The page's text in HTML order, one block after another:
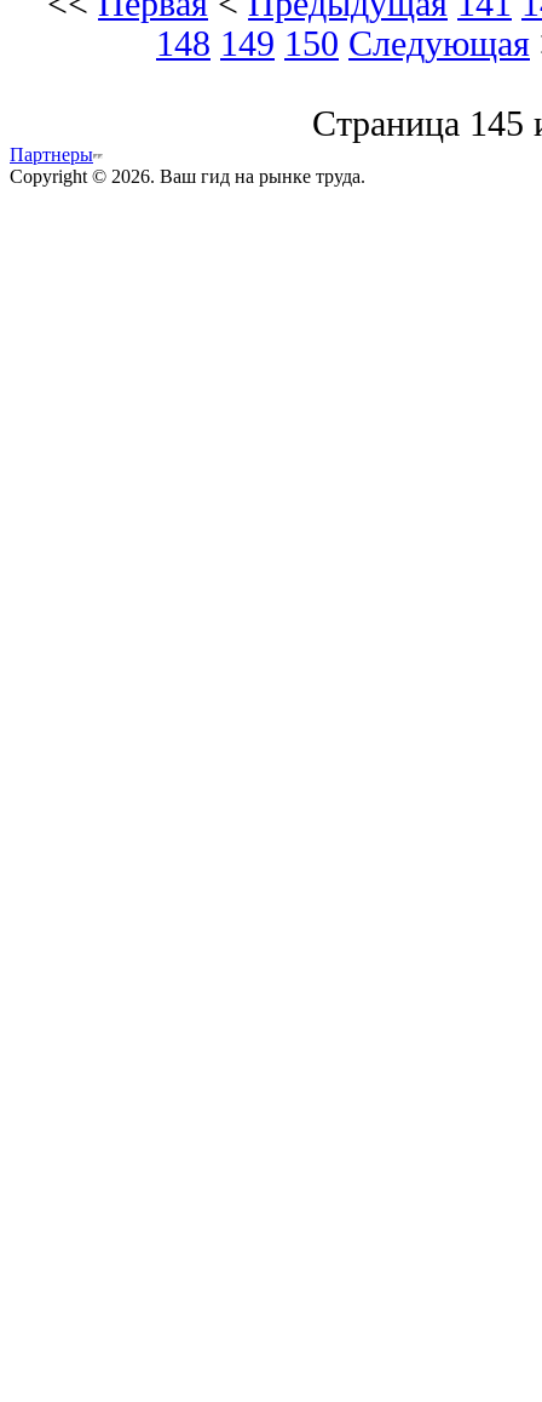
148 149 150 Следующая
Страница 145
Партнеры
Copyright © 2026. Ваш гид на рынке труда.